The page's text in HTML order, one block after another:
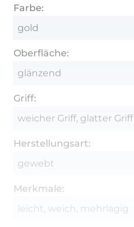
Farbe:
gold
Oberfläche:
glänzend
Griff:
weicher Griff, glatter Griff
Herstellungsart:
gewebt
Merkmale:
leicht, weich, mehrlagig